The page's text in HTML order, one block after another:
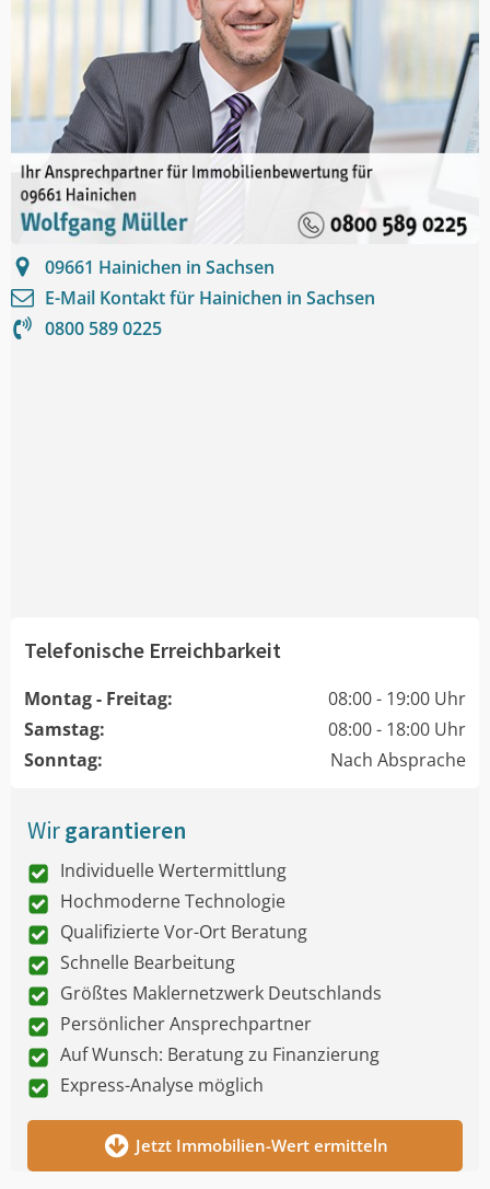
09661 Hainichen in Sachsen
E-Mail Kontakt für Hainichen in Sachsen
0800 589 0225
Telefonische Erreichbarkeit
Montag - Freitag:
08:00 - 19:00 Uhr
Samstag:
08:00 - 18:00 Uhr
Sonntag:
Nach Absprache
Wirgarantieren
Individuelle Wertermittlung
Hochmoderne Technologie
Qualifizierte Vor-Ort Beratung
Schnelle Bearbeitung
Größtes Maklernetzwerk Deutschlands
Persönlicher Ansprechpartner
Auf Wunsch: Beratung zu Finanzierung
Express-Analyse möglich
Jetzt Immobilien-Wert ermitteln